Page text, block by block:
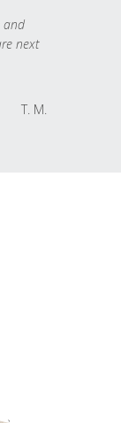
and
next
T. M.